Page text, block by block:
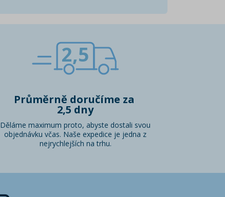
2,5
Průměrně doručíme za
2,5 dny
Děláme maximum proto, abyste dostali svou
objednávku včas. Naše expedice je jedna z
nejrychlejších na trhu.